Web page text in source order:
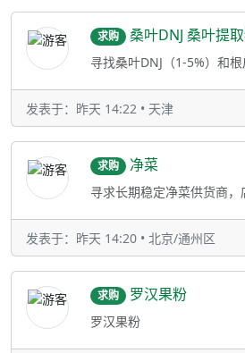
求购 桑叶DNJ 桑叶提
发表于：昨天 14:22 • 天津
求购 净菜
发表于：昨天 14:20 • 北京/通州区
求购 罗汉果粉
罗汉果粉